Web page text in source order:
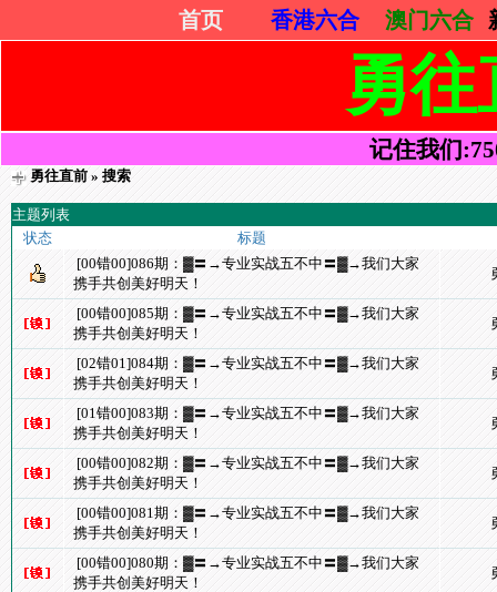
首页 香港六合 澳门六合
勇
记住我们
勇往直前» 搜索
主题列表
状态
标题
[00错00]086期：▓〓→专业实战五不中〓▓→我们大家
携手共创美好明天！
[00错00]085期：▓〓→专业实战五不中〓▓→我们大家
携手共创美好明天！
[02错01]084期：▓〓→专业实战五不中〓▓→我们大家
携手共创美好明天！
[01错00]083期：▓〓→专业实战五不中〓▓→我们大家
携手共创美好明天！
[00错00]082期：▓〓→专业实战五不中〓▓→我们大家
携手共创美好明天！
[00错00]081期：▓〓→专业实战五不中〓▓→我们大家
携手共创美好明天！
[00错00]080期：▓〓→专业实战五不中〓▓→我们大家
携手共创美好明天！